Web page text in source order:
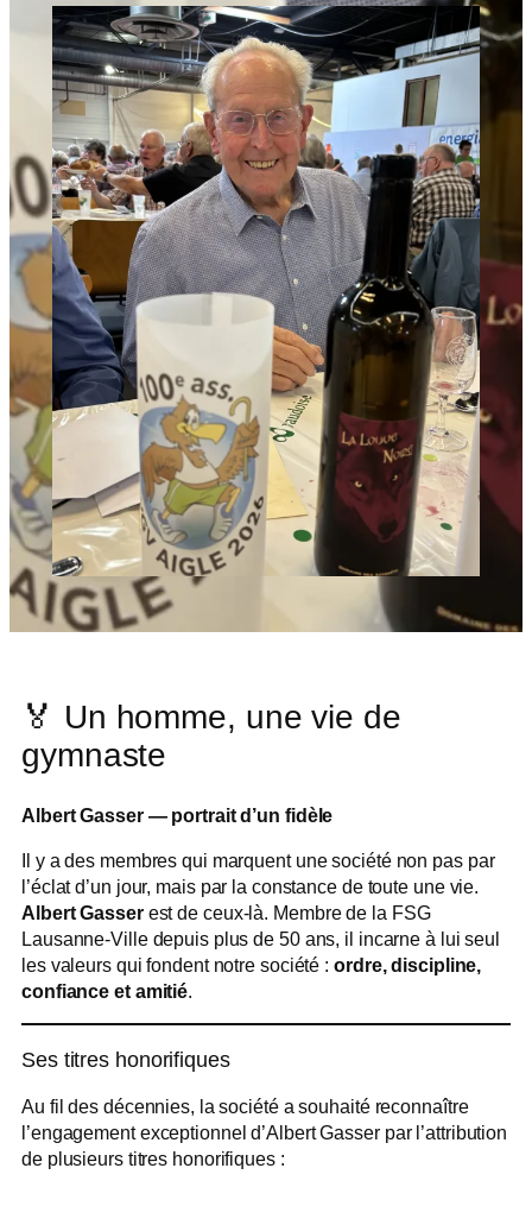
🏅 Un homme, une vie de
gymnaste
Albert Gasser — portrait d’un fidèle
Il y a des membres qui marquent une société non pas par
l’éclat d’un jour, mais par la constance de toute une vie.
Albert Gasserest de ceux-là. Membre de la FSG
Lausanne-Ville depuis plus de 50 ans, il incarne à lui seul
les valeurs qui fondent notre société : ordre, discipline,
confiance et amitié.
Ses titres honorifiques
Au fil des décennies, la société a souhaité reconnaître
l’engagement exceptionnel d’Albert Gasser par l’attribution
de plusieurs titres honorifiques :